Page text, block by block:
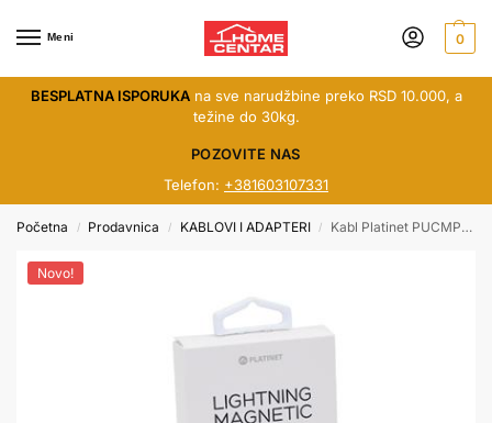
Meni 0
BESPLATNA ISPORUKAna sve narudžbine preko RSD 10.000, a
težine do 30kg.
POZOVITE NAS
Telefon: +381603107331
Početna / Prodavnica / KABLOVI I ADAPTERI / Kabl Platinet PUCMPIP1S 1.2m srebrni
Novo!